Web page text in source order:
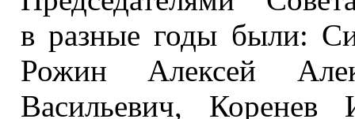
в разные годы были:
Рожин Алексей
Васильевич,